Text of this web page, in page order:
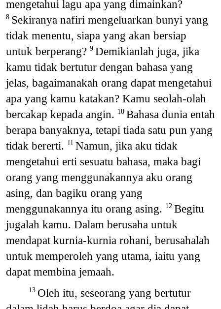
mengetahui lagu apa yang dimainkan?
8 Sekiranya nafiri mengeluarkan bunyi yang
tidak menentu, siapa yang akan bersiap
untuk berperang? 9 Demikianlah juga, jika
kamu tidak bertutur dengan bahasa yang
jelas, bagaimanakah orang dapat mengetahui
apa yang kamu katakan? Kamu seolah-olah
bercakap kepada angin. 10 Bahasa dunia entah
berapa banyaknya, tetapi tiada satu pun yang
tidak bererti. 11 Namun, jika aku tidak
mengetahui erti sesuatu bahasa, maka bagi
orang yang menggunakannya aku orang
asing, dan bagiku orang yang
menggunakannya itu orang asing. 12 Begitu
jugalah kamu. Dalam berusaha untuk
mendapat kurnia-kurnia rohani, berusahalah
untuk memperoleh yang utama, iaitu yang
dapat membina jemaah.
13 Oleh itu, seseorang yang bertutur